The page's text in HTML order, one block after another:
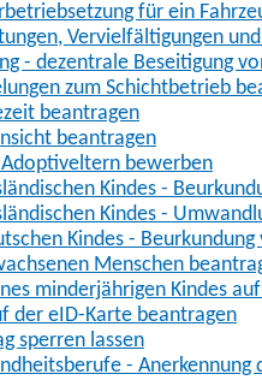
für ein
Vervielfältigungen
- dezentrale Beseitigung
zum Schichtbetrieb
beantragen
beantragen
bewerben
Kindes -
Kindes -
Kindes -
Menschen
minderjährigen Kindes
der eID-Karte beantragen
sperren lassen
-